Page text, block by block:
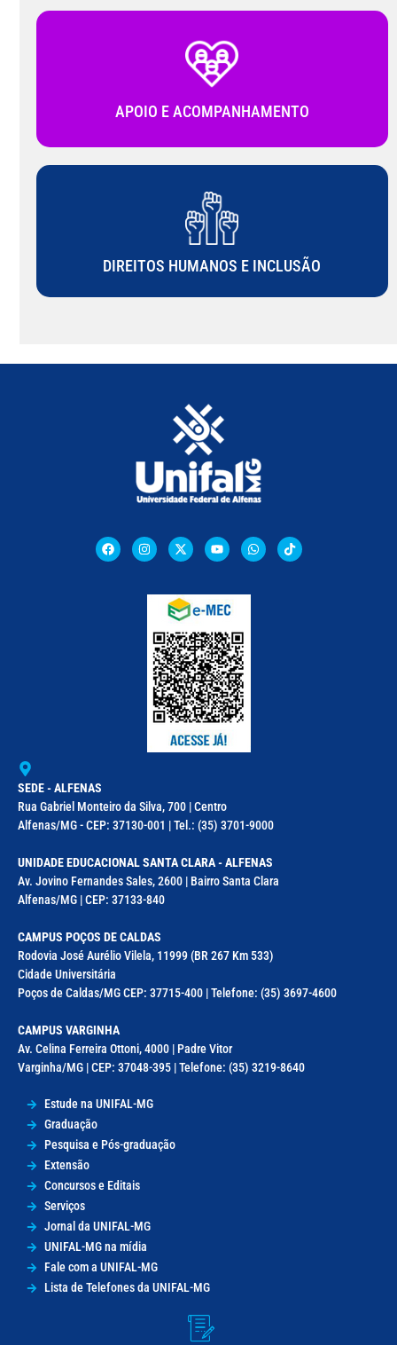
APOIO E ACOMPANHAMENTO
DIREITOS HUMANOS E INCLUSÃO
SEDE - ALFENAS
Rua Gabriel Monteiro da Silva, 700 | Centro
Alfenas/MG - CEP: 37130-001 | Tel.: (35) 3701-9000
UNIDADE EDUCACIONAL SANTA CLARA - ALFENAS
Av. Jovino Fernandes Sales, 2600 | Bairro Santa Clara
Alfenas/MG | CEP: 37133-840
CAMPUS POÇOS DE CALDAS
Rodovia José Aurélio Vilela, 11999 (BR 267 Km 533)
Cidade Universitária
Poços de Caldas/MG CEP: 37715-400 | Telefone: (35) 3697-4600
CAMPUS VARGINHA
Av. Celina Ferreira Ottoni, 4000 | Padre Vitor
Varginha/MG | CEP: 37048-395 | Telefone: (35) 3219-8640
Estude na UNIFAL-MG
Graduação
Pesquisa e Pós-graduação
Extensão
Concursos e Editais
Serviços
Jornal da UNIFAL-MG
UNIFAL-MG na mídia
Fale com a UNIFAL-MG
Lista de Telefones da UNIFAL-MG